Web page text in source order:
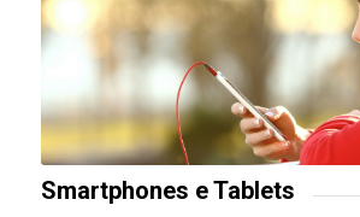
Smartphones e Tablets